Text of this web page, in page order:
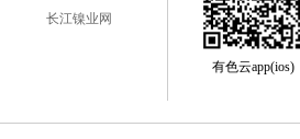
，140000-142000 元区间或现阶
配额削减导致全球镍供应增速
升亚洲镍资源战略价值。新能
长单，锁定成本优势。
长江镍业网
有色云app(ios)